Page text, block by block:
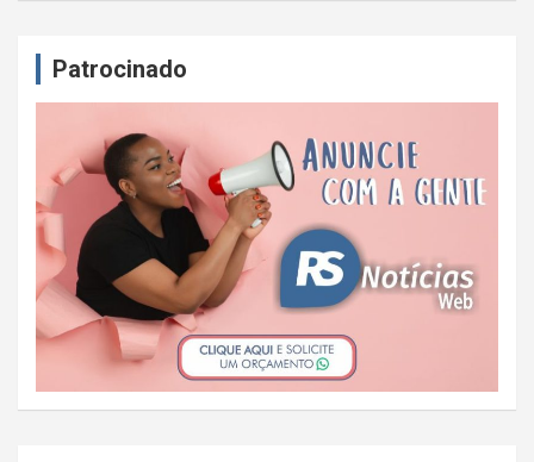
Patrocinado